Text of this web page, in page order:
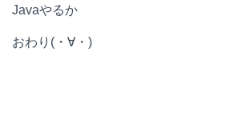
Javaやるか
おわり(・∀・)